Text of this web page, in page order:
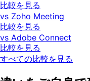
比較を見る
vs Zoho Meeting
比較を見る
vs Adobe Connect
比較を見る
すべての比較を見る